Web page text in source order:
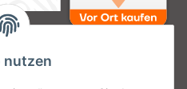
nutzen